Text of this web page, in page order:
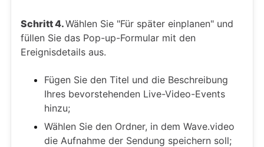
Schritt 4.Wählen Sie "Für später einplanen" und
füllen Sie das Pop-up-Formular mit den
Ereignisdetails aus.
Fügen Sie den Titel und die Beschreibung
Ihres bevorstehenden Live-Video-Events
hinzu;
Wählen Sie den Ordner, in dem Wave.video
die Aufnahme der Sendung speichern soll;